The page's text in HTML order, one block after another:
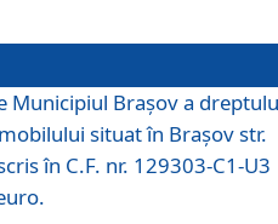
Municipiul Brașov a
situat în Brașov str.
în C.F. nr. 129303-C1-U3